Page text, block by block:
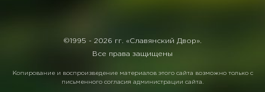
©1995 - 2026 гг. «Славянский Двор».
Все права защищены
Копирование и воспроизведение материалов этого сайта возможно только с
письменного согласия администрации сайта.